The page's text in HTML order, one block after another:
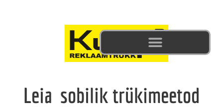
Leia sobilik trükimeetod